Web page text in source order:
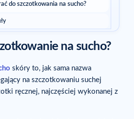
do szczotkowania na sucho?
na sucho?
skóry to, jak sama nazwa
na szczotkowaniu suchej
ręcznej, najczęściej wykonanej z